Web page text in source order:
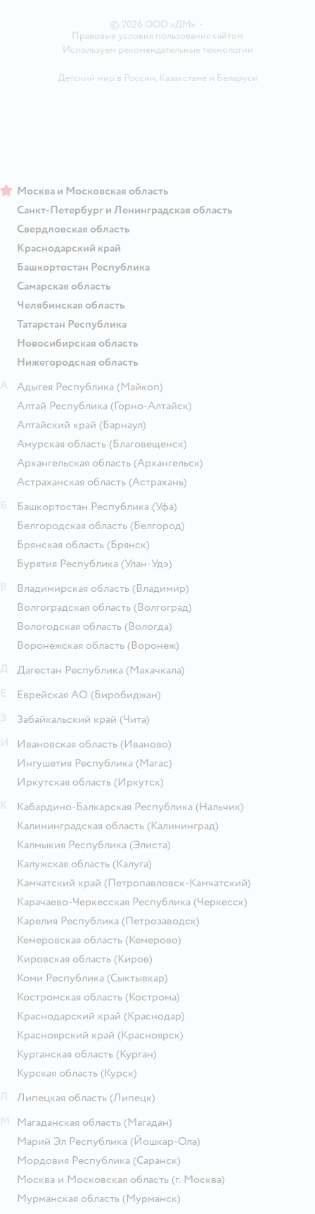
© 2026 ООО «ДМ» •
Правовые условия пользования сайтом
Используем рекомендательные технологии
Детский мир в России, Казахстанеи Беларуси
Москва и Московская область
Санкт-Петербург и Ленинградская область
Свердловская область
Краснодарский край
Башкортостан Республика
Самарская область
Челябинская область
Татарстан Республика
Новосибирская область
Нижегородская область
Адыгея Республика (Майкоп)
Алтай Республика (Горно-Алтайск)
Алтайский край (Барнаул)
Амурская область (Благовещенск)
Архангельская область (Архангельск)
Астраханская область (Астрахань)
Башкортостан Республика (Уфа)
Белгородская область (Белгород)
Брянская область (Брянск)
Бурятия Республика (Улан-Удэ)
Владимирская область (Владимир)
Волгоградская область (Волгоград)
Вологодская область (Вологда)
Воронежская область (Воронеж)
Дагестан Республика (Махачкала)
Еврейская АО (Биробиджан)
Забайкальский край (Чита)
Ивановская область (Иваново)
Ингушетия Республика (Магас)
Иркутская область (Иркутск)
Кабардино-Балкарская Республика (Нальчик)
Калининградская область (Калининград)
Калмыкия Республика (Элиста)
Калужская область (Калуга)
Камчатский край (Петропавловск-Камчатский)
Карачаево-Черкесская Республика (Черкесск)
Карелия Республика (Петрозаводск)
Кемеровская область (Кемерово)
Кировская область (Киров)
Коми Республика (Сыктывкар)
Костромская область (Кострома)
Краснодарский край (Краснодар)
Красноярский край (Красноярск)
Курганская область (Курган)
Курская область (Курск)
Липецкая область (Липецк)
Магаданская область (Магадан)
Марий Эл Республика (Йошкар-Ола)
Мордовия Республика (Саранск)
Москва и Московская область (г. Москва)
Мурманская область (Мурманск)